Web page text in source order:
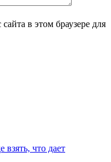
в этом браузере для
взять, что дает